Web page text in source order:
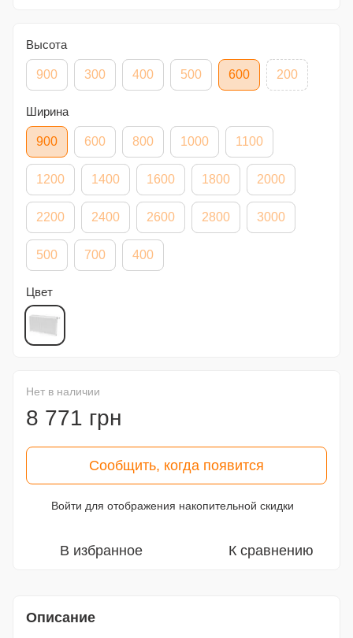
Высота
900 300 400 500 600 200
Ширина
900 600 800 1000 1100
1200 1400 1600 1800 2000
2200 2400 2600 2800 3000
500 700 400
Цвет
Нет в наличии
8 771 грн
Сообщить, когда появится
Войти для отображения накопительной скидки
В избранное К сравнению
Описание